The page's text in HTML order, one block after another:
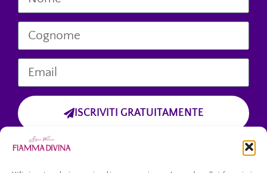
ISCRIVITI GRATUITAMENTE
Cliccando sul pulsante “Iscriviti Gratuitamente”, dichiari di aver preso